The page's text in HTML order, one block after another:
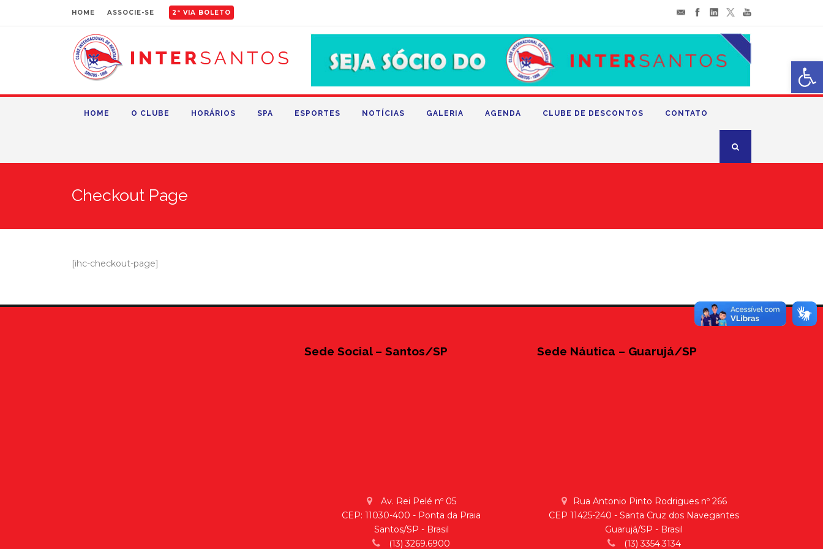
HOME ASSOCIE-SE 2ª VIA BOLETO
HOME O CLUBE HORÁRIOS SPA ESPORTES NOTÍCIAS GALERIA AGENDA CLUBE DE DESCONTOS CONTATO
Checkout Page
[ihc-checkout-page]
Sede Social – Santos/SP
Av. Rei Pelé nº 05
CEP: 11030-400 - Ponta da Praia
Santos/SP - Brasil
(13) 3269.6900
Sede Náutica – Guarujá/SP
Rua Antonio Pinto Rodrigues nº 266
CEP 11425-240 - Santa Cruz dos Navegantes
Guarujá/SP - Brasil
(13) 3354.3134
Abrir